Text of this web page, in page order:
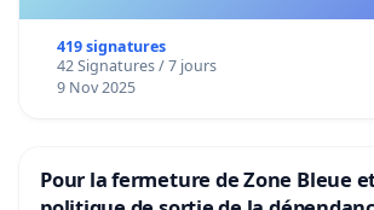
419 signatures
42 Signatures / 7 jours
9 Nov 2025
Pour la fermeture de Zone Bleue